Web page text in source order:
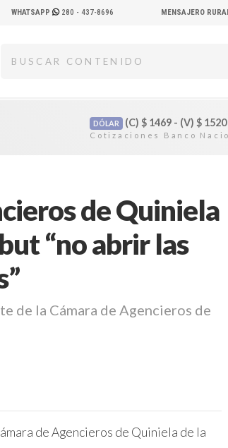
WHATSAPP 280 - 437-8696 MENSAJERO
DÓLAR (C) $1469 - (V) $1520
de Quiniela
“no abrir las
de la Cámara de Agencieros de
de Agencieros de Quiniela de la